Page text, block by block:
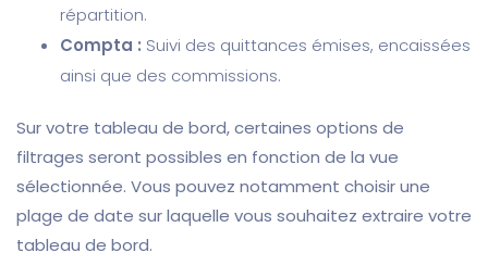
répartition.
Compta : Suivi des quittances émises, encaissées
ainsi que des commissions.
Sur votre tableau de bord, certaines options de
filtrages seront possibles en fonction de la vue
sélectionnée. Vous pouvez notamment choisir une
plage de date sur laquelle vous souhaitez extraire votre
tableau de bord.